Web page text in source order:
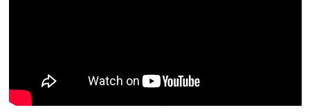
OTOMOBİL
MİZAH